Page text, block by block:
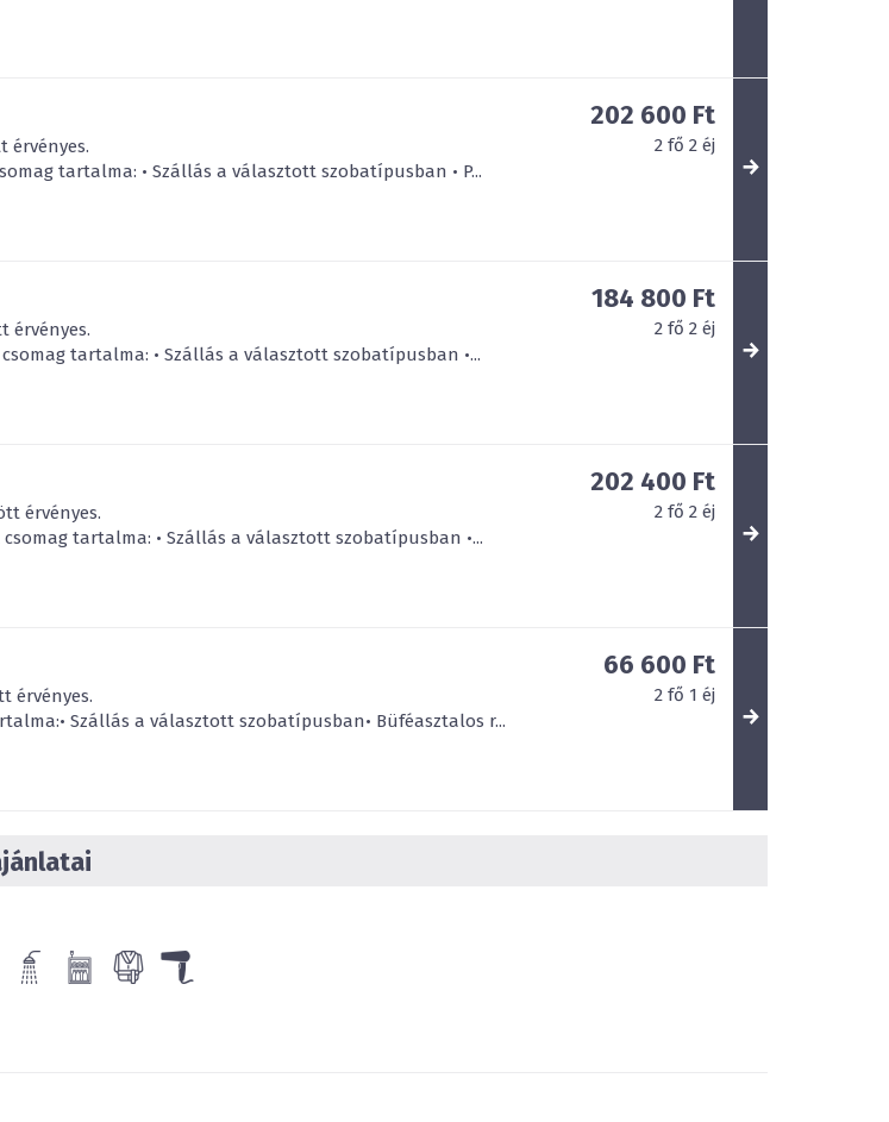
érvényes.
tartalma: • Szállás a választott szobatípusban • P...
202 600 Ft
2 fő 2 éj
érvényes.
csomag tartalma: • Szállás a választott szobatípusban •...
184 800 Ft
2 fő 2 éj
érvényes.
csomag tartalma: • Szállás a választott szobatípusban •...
202 400 Ft
2 fő 2 éj
érvényes.
Szállás a választott szobatípusban• Büféasztalos r...
66 600 Ft
2 fő 1 éj